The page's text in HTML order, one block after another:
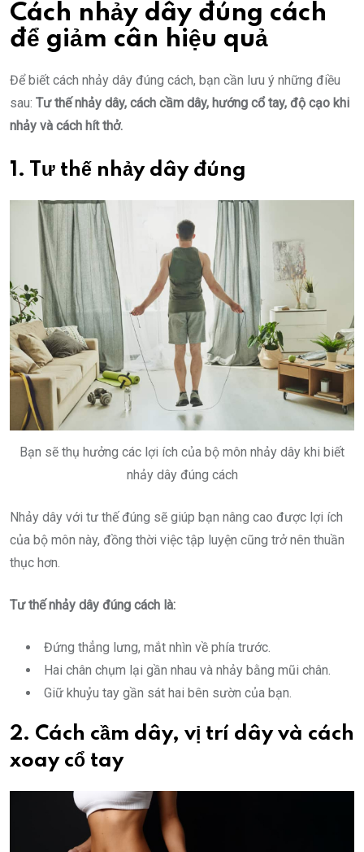
Cách nhảy dây đúng cách
để giảm cân hiệu quả
Để biết cách nhảy dây đúng cách, bạn cần lưu ý những điều
sau: Tư thế nhảy dây, cách cầm dây, hướng cổ tay, độ cạo khi
nhảy và cách hít thở.
1. Tư thế nhảy dây đúng
Bạn sẽ thụ hưởng các lợi ích của bộ môn nhảy dây khi biết
nhảy dây đúng cách
Nhảy dây với tư thế đúng sẽ giúp bạn nâng cao được lợi ích
của bộ môn này, đồng thời việc tập luyện cũng trở nên thuần
thục hơn.
Tư thế nhảy dây đúng cách là:
Đứng thẳng lưng, mắt nhìn về phía trước.
Hai chân chụm lại gần nhau và nhảy bằng mũi chân.
Giữ khuỷu tay gần sát hai bên sườn của bạn.
2. Cách cầm dây, vị trí dây và cách
xoay cổ tay